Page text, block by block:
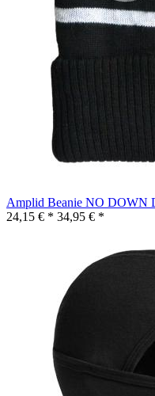
Amplid Beanie NO DOWN
24,15 € * 34,95 € *